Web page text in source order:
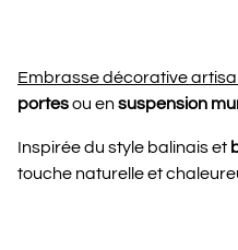
Embrasse décorative
portesou ensuspension
Inspirée du style balinais et
touche naturelle et